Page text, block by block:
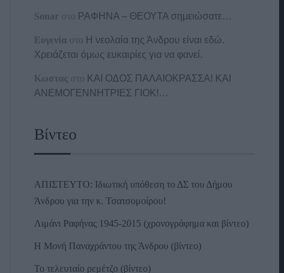
Sonar στο ΡΑΦΗΝΑ – ΘΕΟΥΤΑ σημειώσατε…
Ευγενία στο Η νεολαία της Άνδρου είναι εδώ.
Χρειάζεται όμως ευκαιρίες για να φανεί.
Κωστας στο ΚΑΙ ΟΔΟΣ ΠΑΛΑIΟΚΡΑΣΣΑ! ΚΑΙ
ΑΝΕΜΟΓΕΝΝΗΤΡΙΕΣ ΓΙΟΚ!…
Βίντεο
ΑΠΙΣΤΕΥΤΟ: Ιδιωτική υπόθεση το ΔΣ του Δήμου
Άνδρου για την κ. Τσατσομοίρου!
Λιμάνι Ραφήνας 1945-2015 (χρονογράφημα και βίντεο)
Η Μονή Παναχράντου της Άνδρου (βίντεο)
Το τελευταίο ρεμέτζο (βίντεο)